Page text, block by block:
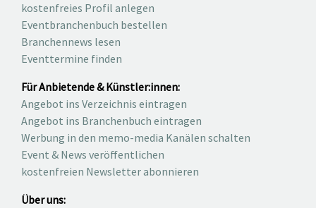
kostenfreies Profil anlegen
Eventbranchenbuch bestellen
Branchennews lesen
Eventtermine finden
Für Anbietende & Künstler:innen:
Angebot ins Verzeichnis eintragen
Angebot ins Branchenbuch eintragen
Werbung in den memo-media Kanälen schalten
Event & News veröffentlichen
kostenfreien Newsletter abonnieren
Über uns: